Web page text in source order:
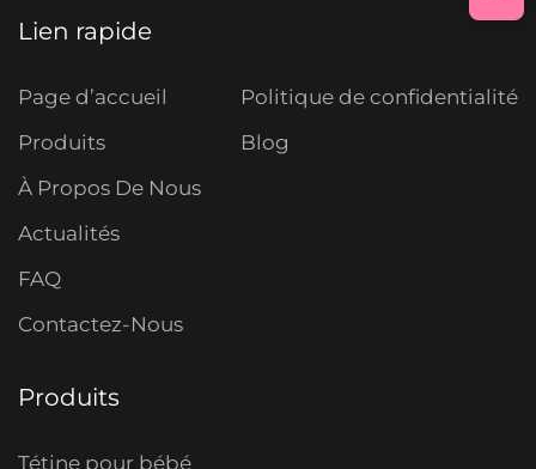
Lien rapide
Page d’accueil
Produits
À Propos De Nous
Actualités
FAQ
Contactez-Nous
Politique de confidentialité
Blog
Produits
Tétine pour bébé